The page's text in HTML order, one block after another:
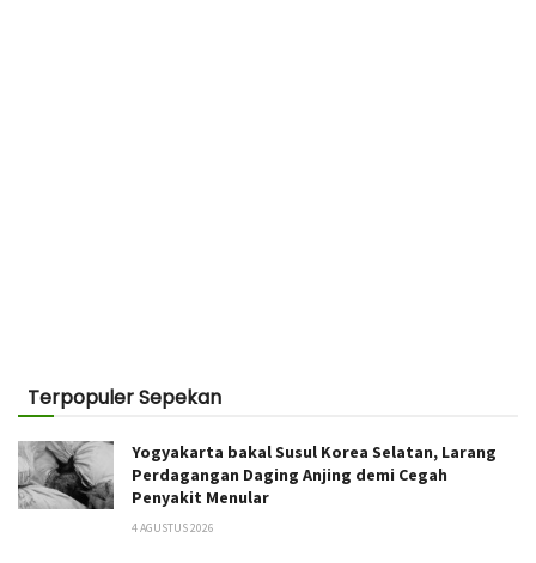
Terpopuler Sepekan
Yogyakarta bakal Susul Korea Selatan, Larang
Perdagangan Daging Anjing demi Cegah
Penyakit Menular
4 AGUSTUS 2026